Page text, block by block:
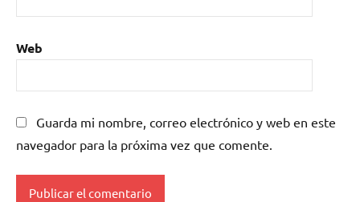
Web
Guarda mi nombre, correo electrónico y web en este
navegador para la próxima vez que comente.